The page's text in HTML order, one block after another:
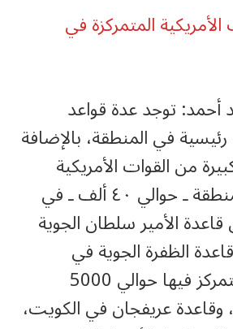
المتمركزة في
توجد عدة قواعد
في المنطقة، بالإضافة
من القوات الأمريكية
المتمركزة في المنطقة ـ حوالي ٤٠ ألف ـ في
قاعدة الأمير سلطان الجوية
الظفرة الجوية في
الإمارات والتي يتمركز فيها حوالي 5000
عريفجان في الكويت،